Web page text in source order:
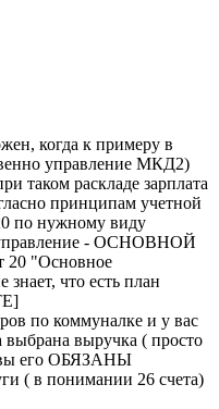
когда к примеру в
управление МКД2)
таком раскладе зарплата
принципам учетной
по нужному виду
- ОСНОВНОЙ
20 "Основное
что есть план
по коммуналке и у вас
выбрана выручка ( просто
вы его ОБЯЗАНЫ
( в понимании 26 счета)